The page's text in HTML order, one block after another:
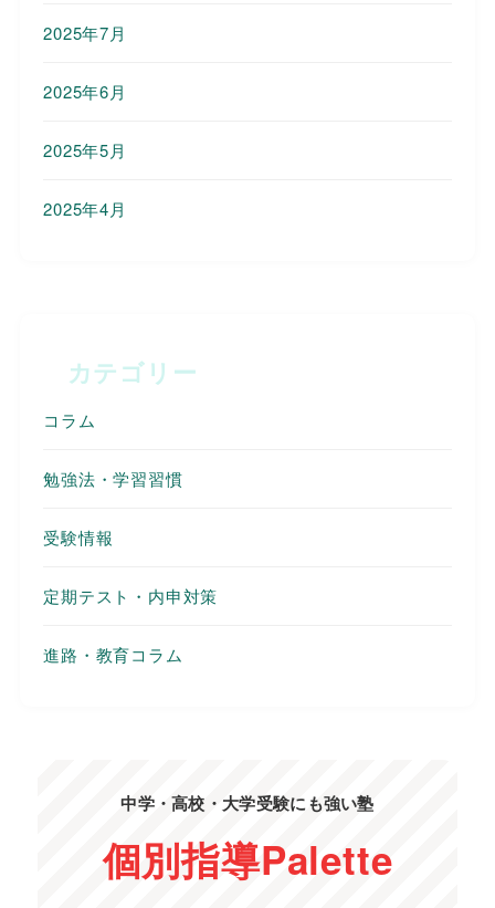
2025年7月
2025年6月
2025年5月
2025年4月
カテゴリー
コラム
勉強法・学習習慣
受験情報
定期テスト・内申対策
進路・教育コラム
中学・高校・大学受験にも強い塾
個別指導Palette